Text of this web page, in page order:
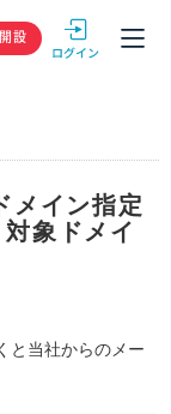
GMOクリック
設
メイン指定
象ドメイ
と当社からのメー